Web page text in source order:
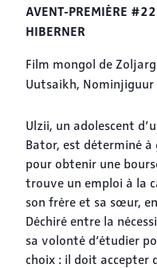
AVENT-PREMIÈRE
HIBERNER
Film mongol de
Uutsaikh,
Ulzii, un adolescent
Bator, est déterminé à
pour obtenir une
trouve un emploi à la
son frère et sa sœur,
Déchiré entre la
sa volonté d’étudier
choix : il doit accepter